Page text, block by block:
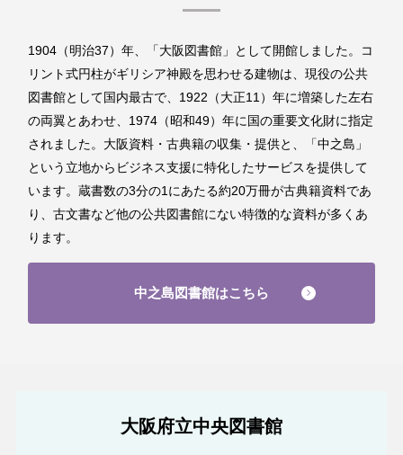
1904（明治37）年、「大阪図書館」として開館しました。コ
リント式円柱がギリシア神殿を思わせる建物は、現役の公共
図書館として国内最古で、1922（大正11）年に増築した左右
の両翼とあわせ、1974（昭和49）年に国の重要文化財に指定
されました。大阪資料・古典籍の収集・提供と、「中之島」
という立地からビジネス支援に特化したサービスを提供して
います。蔵書数の3分の1にあたる約20万冊が古典籍資料であ
り、古文書など他の公共図書館にない特徴的な資料が多くあ
ります。
中之島図書館はこちら
大阪府立中央図書館